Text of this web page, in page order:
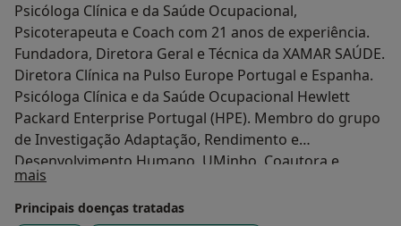
Psicóloga Clínica e da Saúde Ocupacional,
Psicoterapeuta e Coach com 21 anos de experiência.
Fundadora, Diretora Geral e Técnica da XAMAR SAÚDE.
Diretora Clínica na Pulso Europe Portugal e Espanha.
Psicóloga Clínica e da Saúde Ocupacional Hewlett
Packard Enterprise Portugal (HPE). Membro do grupo
de Investigação Adaptação, Rendimento e
Desenvolvimento Humano, UMinho. Coautora e
Formadora do Programa BeST: Bem-estar e Saúde dos
Trabalhadores. Registered EuroPsy Psychologist (PT-
mais
Principais doenças tratadas